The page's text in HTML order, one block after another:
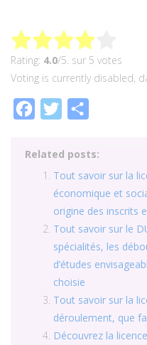
Rating: 4.0/5. sur 5 votes
Voting is currently disabled,
Facebook
Twitter
Related posts:
Tout savoir sur la
économique et
origine des inscrits
Tout savoir sur le
spécialités, les
d’études
choisie
Tout savoir sur la
déroulement, que
Découvrez la